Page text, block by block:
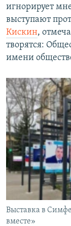
игнорирует
выступают
Кискин,
творятся:
имени
Выставка в
вместе»